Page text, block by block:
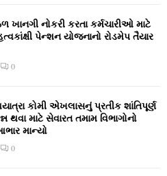
ખાનગી નોકરી કરતા કર્મચારીઓ માટે
પેન્શન યોજનાનો રોડમેપ તૈયાર
0
કોમી એખલાસનું પ્રતીક શાંતિપૂર્ણ
થવા માટે સેવારત તમામ વિભાગોનો
માન્યો
0